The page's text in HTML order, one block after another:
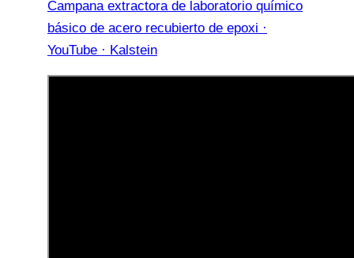
Campana extractora de laboratorio químico
básico de acero recubierto de epoxi ·
YouTube · Kalstein